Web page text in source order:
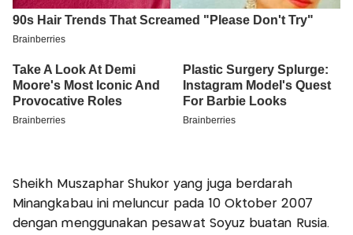
Sheikh Muszaphar Shukor yang juga berdarah
Minangkabau ini meluncur pada 10 Oktober 2007
dengan menggunakan pesawat Soyuz buatan Rusia.